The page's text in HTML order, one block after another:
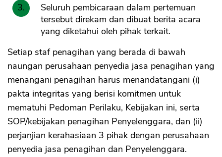
Seluruh pembicaraan dalam pertemuan
tersebut direkam dan dibuat berita acara
yang diketahui oleh pihak terkait.
Setiap staf penagihan yang berada di bawah
naungan perusahaan penyedia jasa penagihan yang
menangani penagihan harus menandatangani (i)
pakta integritas yang berisi komitmen untuk
mematuhi Pedoman Perilaku, Kebijakan ini, serta
SOP/kebijakan penagihan Penyelenggara, dan (ii)
perjanjian kerahasiaan 3 pihak dengan perusahaan
penyedia jasa penagihan dan Penyelenggara.